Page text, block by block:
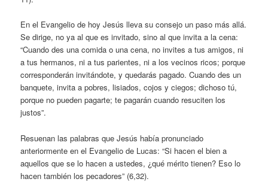
En el Evangelio de hoy Jesús lleva su consejo un paso más allá.
Se dirige, no ya al que es invitado, sino al que invita a la cena:
“Cuando des una comida o una cena, no invites a tus amigos, ni
a tus hermanos, ni a tus parientes, ni a los vecinos ricos; porque
corresponderán invitándote, y quedarás pagado. Cuando des un
banquete, invita a pobres, lisiados, cojos y ciegos; dichoso tú,
porque no pueden pagarte; te pagarán cuando resuciten los
justos”.
Resuenan las palabras que Jesús había pronunciado
anteriormente en el Evangelio de Lucas: “Si hacen el bien a
aquellos que se lo hacen a ustedes, ¿qué mérito tienen? Eso lo
hacen también los pecadores” (6,32).